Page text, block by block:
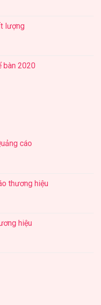
lượng
bàn 2020
cáo
thương hiệu
hiệu